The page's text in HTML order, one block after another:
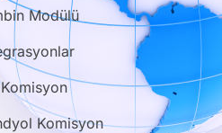
Modülü
Komisyon
Komisyon